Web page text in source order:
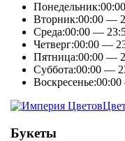
Понедельник:
Вторник:00:00 —
Среда:00:00 —
Четверг:00:00 —
Пятница:00:00 —
Суббота:00:00 —
Воскресенье:
Букеты